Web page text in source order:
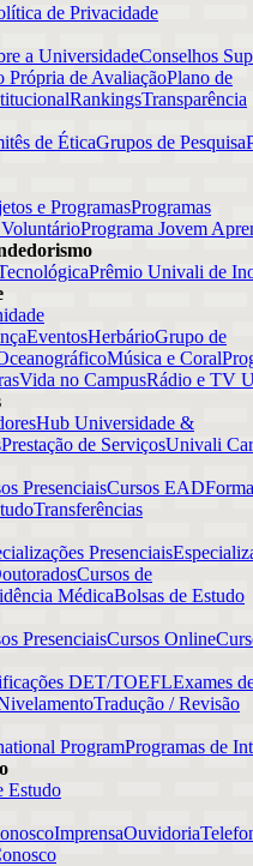
de Privacidade
a UniversidadeConselhos
Própria de AvaliaçãoPlano de
RankingsTransparência
de ÉticaGrupos de Pesquisa
e ProgramasProgramas
Programa Jovem
Prêmio Univali de
EventosHerbárioGrupo de
Música e Coral
Vida no CampusRádio e TV
Hub Universidade &
Prestação de ServiçosUnivali
PresenciaisCursos EAD
Transferências
Presenciais
Cursos de
MédicaBolsas de Estudo
PresenciaisCursos Online
DET/TOEFLExames
Tradução / Revisão
ProgramProgramas de
Estudo
ImprensaOuvidoria